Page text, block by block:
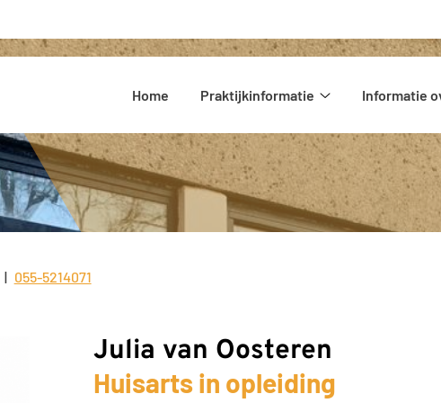
Home
Praktijkinformatie
Informatie
Tel:
055-5214071
Julia van Oosteren
Huisarts in opleiding